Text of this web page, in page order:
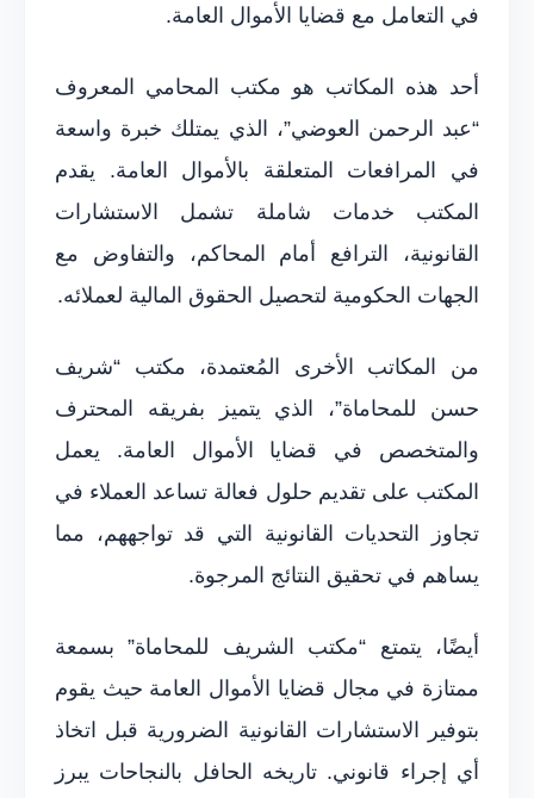
في التعامل مع قضايا الأموال العامة.
أحد هذه المكاتب هو مكتب المحامي المعروف
“عبد الرحمن العوضي”، الذي يمتلك خبرة واسعة
في المرافعات المتعلقة بالأموال العامة. يقدم
المكتب خدمات شاملة تشمل الاستشارات
القانونية، الترافع أمام المحاكم، والتفاوض مع
الجهات الحكومية لتحصيل الحقوق المالية لعملائه.
من المكاتب الأخرى المُعتمدة، مكتب “شريف
حسن للمحاماة”، الذي يتميز بفريقه المحترف
والمتخصص في قضايا الأموال العامة. يعمل
المكتب على تقديم حلول فعالة تساعد العملاء في
تجاوز التحديات القانونية التي قد تواجههم، مما
يساهم في تحقيق النتائج المرجوة.
أيضًا، يتمتع “مكتب الشريف للمحاماة” بسمعة
ممتازة في مجال قضايا الأموال العامة حيث يقوم
بتوفير الاستشارات القانونية الضرورية قبل اتخاذ
أي إجراء قانوني. تاريخه الحافل بالنجاحات يبرز